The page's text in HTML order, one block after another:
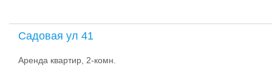
Садовая ул 41
Аренда квартир, 2-комн.